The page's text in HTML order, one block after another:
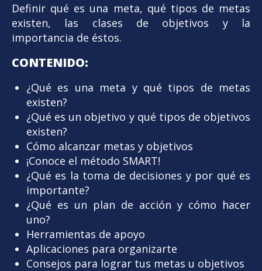
Definir qué es una meta, qué tipos de metas
existen, las clases de objetivos y la
importancia de éstos.
CONTENIDO:
¿Qué es una meta y qué tipos de metas
existen?
¿Qué es un objetivo y qué tipos de objetivos
existen?
Cómo alcanzar metas y objetivos
¡Conoce el método SMART!
¿Qué es la toma de decisiones y por qué es
importante?
¿Qué es un plan de acción y cómo hacer
uno?
Herramientas de apoyo
Aplicaciones para organizarte
Consejos para lograr tus metas u objetivos